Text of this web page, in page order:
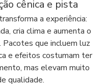
cênica e pista
a experiência:
cria clima e aumenta o
Pacotes que incluem luz
e efeitos costumam ter
mas elevam muito
qualidade.